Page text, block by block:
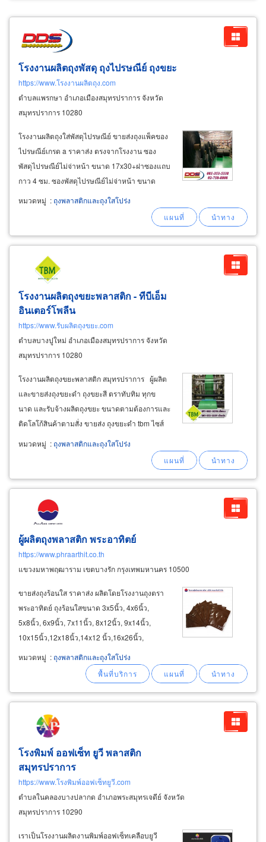
โรงงานผลิตถุงพัสดุ ถุงไปรษณีย์ ถุงขยะ
https://www.โรงงานผลิตถุง.com
ตำบลแพรกษา อำเภอเมืองสมุทรปราการ จังหวัด
สมุทรปราการ 10280
โรงงานผลิตถุงใส่พัสดุไปรษณีย์ ขายส่งถุงแพ็คของ
ไปรษณีย์เกรด a ราคาส่ง ตรงจากโรงงาน ซอง
พัสดุไปรษณีย์ไม่จ่าหน้า ขนาด 17x30+ฝาซองแถบ
กาว 4 ซม. ซองพัสดุไปรษณีย์ไม่จ่าหน้า ขนาด
20x30+ฝาซองแถบกาว 4 ซม. ซองพัสดุไปรษณีย์
ไม่จ่าหน้า ขนาด 25x35+ฝาซองแถบกาว 4 ซม.
ซองพัสดุไปรษณีย์ไม่จ่าหน้า ขนาด 28x42+ฝาซอง
แถบกาว
หมวดหมู่ : ถุงพลาสติกและถุงใสโปร่ง
โรงงานผลิตถุงขยะพลาสติก - ทีบีเอ็ม
อินเตอร์โพลีน
https://www.รับผลิตถุงขยะ.com
ตำบลบางปูใหม่ อำเภอเมืองสมุทรปราการ จังหวัด
สมุทรปราการ 10280
โรงงานผลิตถุงขยะพลาสติก สมุทรปราการ ผู้ผลิต
และขายส่งถุงขยะดำ ถุงขยะสี ตราทับทิม ทุกข
นาด และรับจ้างผลิตถุงขยะ ขนาดตามต้องการและ
ติดโลโก้สินค้าตามสั่ง ขายส่ง ถุงขยะดำ tbm ไซส์
เล็ก-ไซส์กลาง-ไซส์ใหญ่ สำหรับใส่ขยะเปียกขยะ
แห้งทั่วไป ถุงขยะสำหรับงานแม่บ้านโรงแรม แม่
หมวดหมู่ : ถุงพลาสติกและถุงใสโปร่ง
ผู้ผลิตถุงพลาสติก พระอาทิตย์
https://www.phraarthit.co.th
แขวงมหาพฤฒาราม เขตบางรัก กรุงเทพมหานคร 10500
ขายส่งถุงร้อนใส ราคาส่ง ผลิตโดยโรงงานถุงตรา
พระอาทิตย์ ถุงร้อนใสขนาด 3x5นิ้ว, 4x6นิ้ว,
5x8นิ้ว, 6x9นิ้ว, 7x11นิ้ว, 8x12นิ้ว, 9x14นิ้ว,
10x15นิ้ว,12x18นิ้ว,14x12 นิ้ว,16x26นิ้ว,
18x28นิ้ว, 20x30นิ้ว ขายส่งถุงเย็น ราคาส่ง ถุง
พลาสติกใส่ของเย็น ถุงpe ตราพระอาทิตย์ ขนาด
3x5นิ้ว, 4x6นิ้ว, 5x8นิ้ว, 6x9นิ้ว
หมวดหมู่ : ถุงพลาสติกและถุงใสโปร่ง
โรงพิมพ์ ออฟเซ็ท ยูวี พลาสติก
สมุทรปราการ
https://www.โรงพิมพ์ออฟเซ็ทยูวี.com
ตำบลในคลองบางปลากด อำเภอพระสมุทรเจดีย์ จังหวัด
สมุทรปราการ 10290
เราเป็นโรงงานผลิตงานพิมพ์ออฟเซ็ทเคลือบยูวี